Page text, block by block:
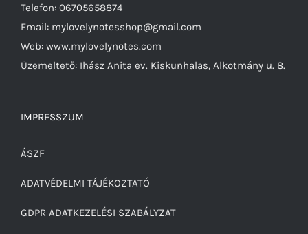
Telefon: 06705658874
Email: mylovelynotesshop@gmail.com
Web: www.mylovelynotes.com
Üzemeltető: Ihász Anita ev. Kiskunhalas, Alkotmány u. 8.
IMPRESSZUM
ÁSZF
ADATVÉDELMI TÁJÉKOZTATÓ
GDPR ADATKEZELÉSI SZABÁLYZAT